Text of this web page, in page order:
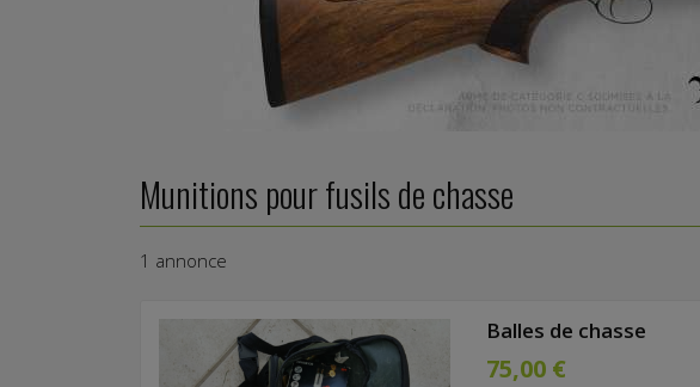
Munitions pour fusils de chasse
1 annonce
Balles de chasse
75,00 €